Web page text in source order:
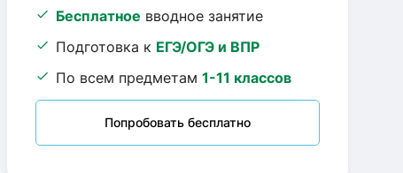
Бесплатное вводное занятие
Подготовка к ЕГЭ/ОГЭ и ВПР
По всем предметам 1-11 классов
Попробовать бесплатно